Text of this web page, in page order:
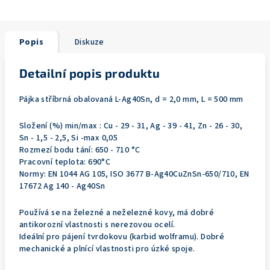
Popis Diskuze
Detailní popis produktu
Pájka stříbrná obalovaná L-Ag40Sn, d = 2,0 mm, L = 500 mm
Složení (%) min/max : Cu - 29 - 31, Ag - 39 - 41, Zn - 26 - 30,
Sn - 1,5 - 2,5, Si -max 0,05
Rozmezí bodu tání: 650 - 710 °C
Pracovní teplota: 690°C
Normy: EN 1044 AG 105, ISO 3677 B-Ag40CuZnSn-650/710, EN
17672 Ag 140 - Ag40Sn
Používá se na železné a neželezné kovy, má dobré
antikorozní vlastnosti s nerezovou ocelí.
Ideální pro pájení tvrdokovu (karbid wolframu). Dobré
mechanické a plnící vlastnosti pro úzké spoje.